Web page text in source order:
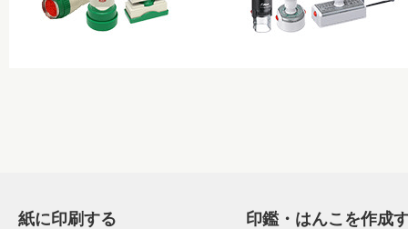
紙に印刷する 印鑑・はんこを作成